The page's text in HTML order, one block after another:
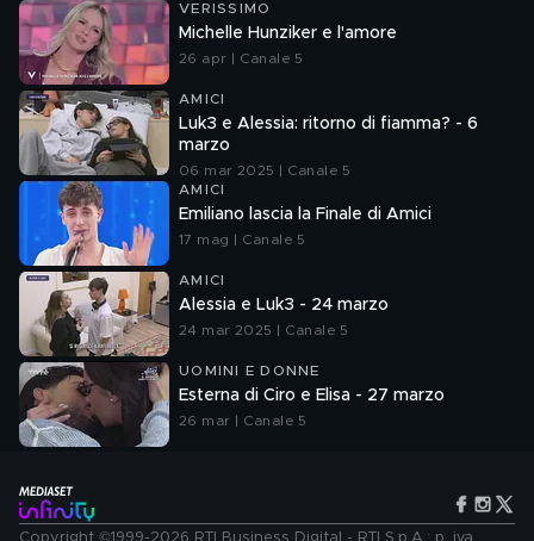
VERISSIMO
Michelle Hunziker e l'amore
26 apr | Canale 5
AMICI
Luk3 e Alessia: ritorno di fiamma? - 6
marzo
06 mar 2025 | Canale 5
AMICI
Emiliano lascia la Finale di Amici
17 mag | Canale 5
AMICI
Alessia e Luk3 - 24 marzo
24 mar 2025 | Canale 5
UOMINI E DONNE
Esterna di Ciro e Elisa - 27 marzo
26 mar | Canale 5